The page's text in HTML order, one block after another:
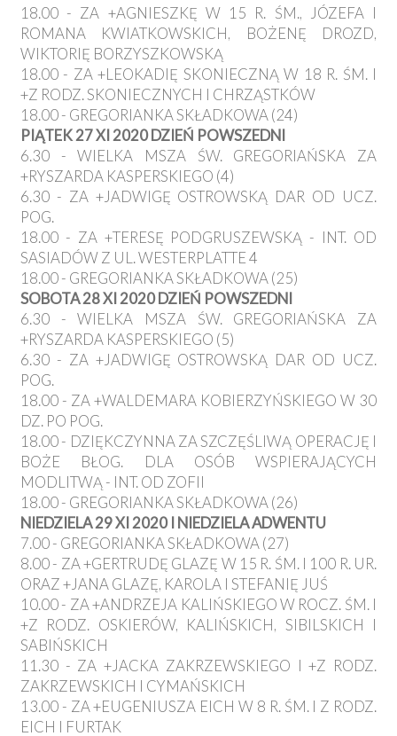
18.00 - ZA +AGNIESZKĘ W 15 R. ŚM., JÓZEFA I
ROMANA KWIATKOWSKICH, BOŻENĘ DROZD,
WIKTORIĘ BORZYSZKOWSKĄ
18.00 - ZA +LEOKADIĘ SKONIECZNĄ W 18 R. ŚM. I
+Z RODZ. SKONIECZNYCH I CHRZĄSTKÓW
18.00 - GREGORIANKA SKŁADKOWA (24)
PIĄTEK 27 XI 2020 DZIEŃ POWSZEDNI
6.30 - WIELKA MSZA ŚW. GREGORIAŃSKA ZA
+RYSZARDA KASPERSKIEGO (4)
6.30 - ZA +JADWIGĘ OSTROWSKĄ DAR OD UCZ.
POG.
18.00 - ZA +TERESĘ PODGRUSZEWSKĄ - INT. OD
SASIADÓW Z UL. WESTERPLATTE 4
18.00 - GREGORIANKA SKŁADKOWA (25)
SOBOTA 28 XI 2020 DZIEŃ POWSZEDNI
6.30 - WIELKA MSZA ŚW. GREGORIAŃSKA ZA
+RYSZARDA KASPERSKIEGO (5)
6.30 - ZA +JADWIGĘ OSTROWSKĄ DAR OD UCZ.
POG.
18.00 - ZA +WALDEMARA KOBIERZYŃSKIEGO W 30
DZ. PO POG.
18.00 - DZIĘKCZYNNA ZA SZCZĘŚLIWĄ OPERACJĘ I
BOŻE BŁOG. DLA OSÓB WSPIERAJĄCYCH
MODLITWĄ - INT. OD ZOFII
18.00 - GREGORIANKA SKŁADKOWA (26)
NIEDZIELA 29 XI 2020 I NIEDZIELA ADWENTU
7.00 - GREGORIANKA SKŁADKOWA (27)
8.00 - ZA +GERTRUDĘ GLAZĘ W 15 R. ŚM. I 100 R. UR.
ORAZ +JANA GLAZĘ, KAROLA I STEFANIĘ JUŚ
10.00 - ZA +ANDRZEJA KALIŃSKIEGO W ROCZ. ŚM. I
+Z RODZ. OSKIERÓW, KALIŃSKICH, SIBILSKICH I
SABIŃSKICH
11.30 - ZA +JACKA ZAKRZEWSKIEGO I +Z RODZ.
ZAKRZEWSKICH I CYMAŃSKICH
13.00 - ZA +EUGENIUSZA EICH W 8 R. ŚM. I Z RODZ.
EICH I FURTAK